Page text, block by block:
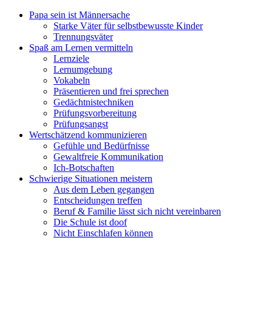
Papa sein ist Männersache
Starke Väter für selbstbewusste Kinder
Trennungsväter
Spaß am Lernen vermitteln
Lernziele
Lernumgebung
Vokabeln
Präsentieren und frei sprechen
Gedächtnistechniken
Prüfungsvorbereitung
Prüfungsangst
Wertschätzend kommunizieren
Gefühle und Bedürfnisse
Gewaltfreie Kommunikation
Ich-Botschaften
Schwierige Situationen meistern
Aus dem Leben gegangen
Entscheidungen treffen
Beruf & Familie lässt sich nicht vereinbaren
Die Schule ist doof
Nicht Einschlafen können